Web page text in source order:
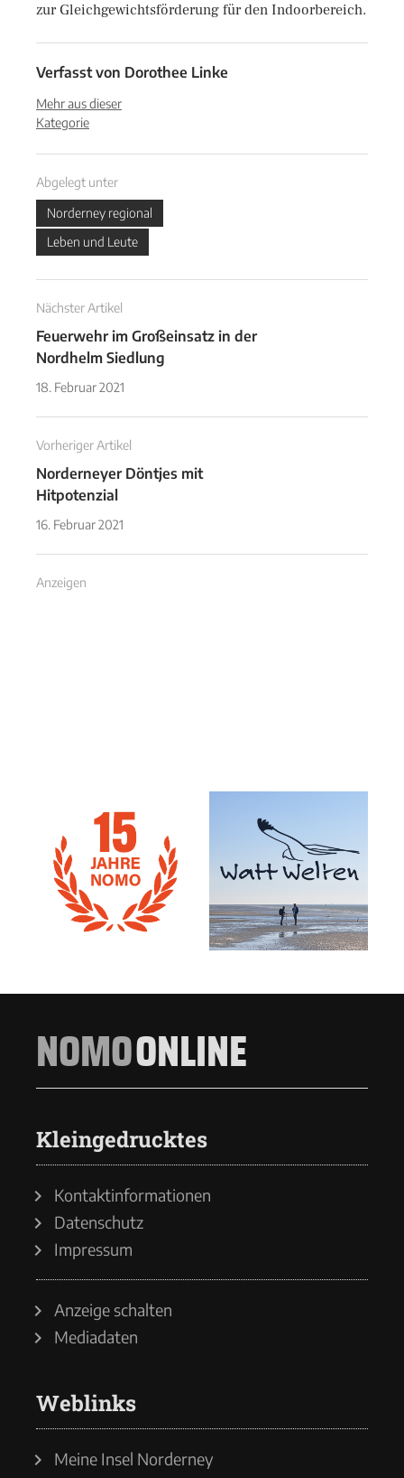
zur Gleichgewichtsförderung für den Indoorbereich.
Verfasst von Dorothee Linke
Mehr aus dieser
Kategorie
Abgelegt unter
Norderney regional
Leben und Leute
Nächster Artikel
Feuerwehr im Großeinsatz in der
Nordhelm Siedlung
18. Februar 2021
Vorheriger Artikel
Norderneyer Döntjes mit
Hitpotenzial
16. Februar 2021
Anzeigen
NOMOONLINE
Kleingedrucktes
Kontaktinformationen
Datenschutz
Impressum
Anzeige schalten
Mediadaten
Weblinks
Meine Insel Norderney